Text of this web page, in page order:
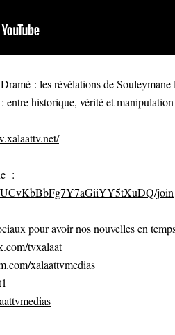
: les révélations de Souleymane
entre historique, vérité et manipulation
:
UCvKbBbFg7Y7aGiiYY5tXuDQ/join
pour avoir nos nouvelles en
tvxalaat
xalaattvmedias